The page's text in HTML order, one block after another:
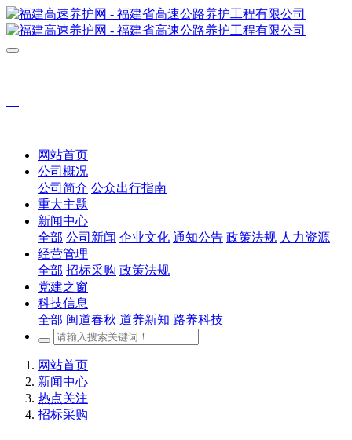
网站首页
公司概况
公司简介 公众出行指南
重大主题
新闻中心
全部 公司新闻 企业文化 通知公告 政策法规 人力资源
经营管理
全部 招标采购 政策法规
党建之窗
科技信息
全部 闽道春秋 道养新知 路养科技
网站首页
新闻中心
热点关注
招标采购